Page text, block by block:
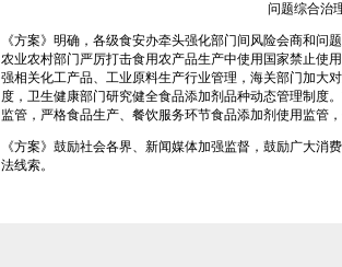
问题综合治理
《方案》明确，各级食安办牵头强化部门间风险会商和问
农业农村部门严厉打击食用农产品生产中使用国家禁止使
强相关化工产品、工业原料生产行业管理，海关部门加大
度，卫生健康部门研究健全食品添加剂品种动态管理制度
监管，严格食品生产、餐饮服务环节食品添加剂使用监管
《方案》鼓励社会各界、新闻媒体加强监督，鼓励广大
法线索。